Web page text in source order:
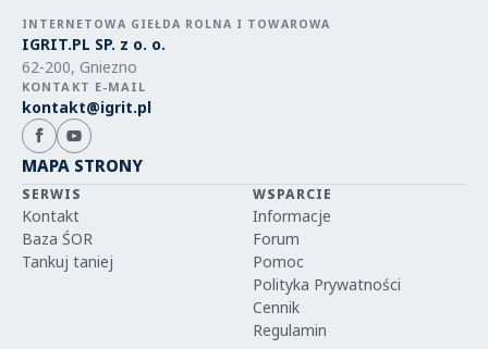
INTERNETOWA GIEŁDA ROLNA I TOWAROWA
IGRIT.PL SP. z o. o.
62-200, Gniezno
KONTAKT E-MAIL
kontakt@igrit.pl
MAPA STRONY
SERWIS
Kontakt
Baza ŚOR
Tankuj taniej
WSPARCIE
Informacje
Forum
Pomoc
Polityka Prywatności
Cennik
Regulamin